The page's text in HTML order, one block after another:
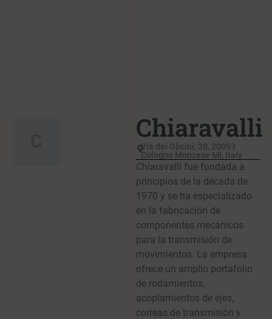
Chiaravalli
Via dei Glicini, 20, 20093
Cologno Monzese MI, Italy
Chiaravalli fue fundada a
principios de la década de
1970 y se ha especializado
en la fabricación de
componentes mecánicos
para la transmisión de
movimientos. La empresa
ofrece un amplio portafolio
de rodamientos,
acoplamientos de ejes,
correas de transmisión y